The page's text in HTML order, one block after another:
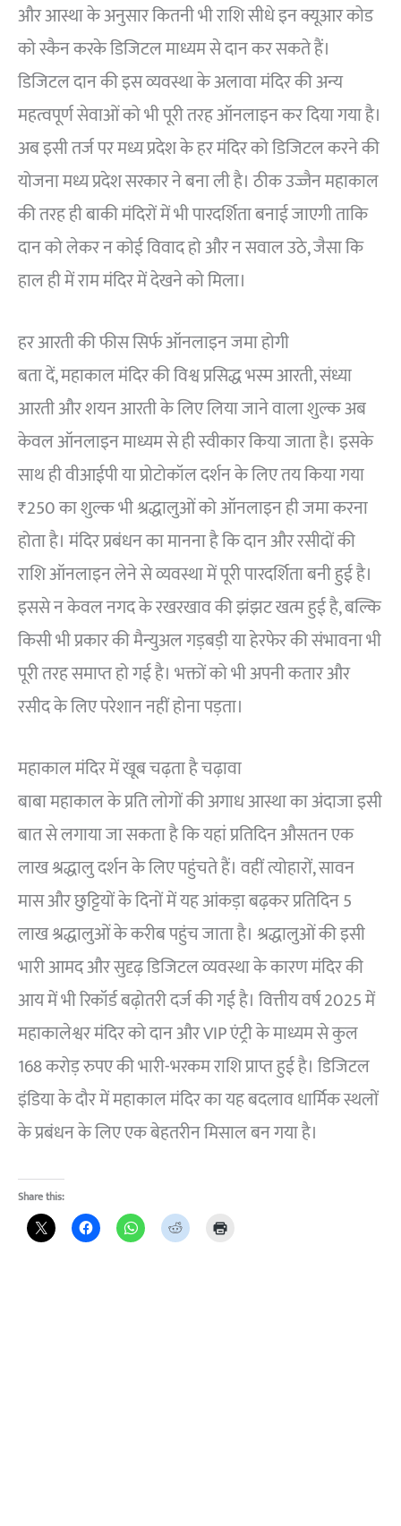
और आस्था के अनुसार कितनी भी राशि सीधे इन क्यूआर कोड
को स्कैन करके डिजिटल माध्यम से दान कर सकते हैं।
डिजिटल दान की इस व्यवस्था के अलावा मंदिर की अन्य
महत्वपूर्ण सेवाओं को भी पूरी तरह ऑनलाइन कर दिया गया है।
अब इसी तर्ज पर मध्य प्रदेश के हर मंदिर को डिजिटल करने की
योजना मध्य प्रदेश सरकार ने बना ली है। ठीक उज्जैन महाकाल
की तरह ही बाकी मंदिरों में भी पारदर्शिता बनाई जाएगी ताकि
दान को लेकर न कोई विवाद हो और न सवाल उठे, जैसा कि
हाल ही में राम मंदिर में देखने को मिला।
हर आरती की फीस सिर्फ ऑनलाइन जमा होगी
बता दें, महाकाल मंदिर की विश्व प्रसिद्ध भस्म आरती, संध्या
आरती और शयन आरती के लिए लिया जाने वाला शुल्क अब
केवल ऑनलाइन माध्यम से ही स्वीकार किया जाता है। इसके
साथ ही वीआईपी या प्रोटोकॉल दर्शन के लिए तय किया गया
₹250 का शुल्क भी श्रद्धालुओं को ऑनलाइन ही जमा करना
होता है। मंदिर प्रबंधन का मानना है कि दान और रसीदों की
राशि ऑनलाइन लेने से व्यवस्था में पूरी पारदर्शिता बनी हुई है।
इससे न केवल नगद के रखरखाव की झंझट खत्म हुई है, बल्कि
किसी भी प्रकार की मैन्युअल गड़बड़ी या हेरफेर की संभावना भी
पूरी तरह समाप्त हो गई है। भक्तों को भी अपनी कतार और
रसीद के लिए परेशान नहीं होना पड़ता।
महाकाल मंदिर में खूब चढ़ता है चढ़ावा
बाबा महाकाल के प्रति लोगों की अगाध आस्था का अंदाजा इसी
बात से लगाया जा सकता है कि यहां प्रतिदिन औसतन एक
लाख श्रद्धालु दर्शन के लिए पहुंचते हैं। वहीं त्योहारों, सावन
मास और छुट्टियों के दिनों में यह आंकड़ा बढ़कर प्रतिदिन 5
लाख श्रद्धालुओं के करीब पहुंच जाता है। श्रद्धालुओं की इसी
भारी आमद और सुदृढ़ डिजिटल व्यवस्था के कारण मंदिर की
आय में भी रिकॉर्ड बढ़ोतरी दर्ज की गई है। वित्तीय वर्ष 2025 में
महाकालेश्वर मंदिर को दान और VIP एंट्री के माध्यम से कुल
168 करोड़ रुपए की भारी-भरकम राशि प्राप्त हुई है। डिजिटल
इंडिया के दौर में महाकाल मंदिर का यह बदलाव धार्मिक स्थलों
के प्रबंधन के लिए एक बेहतरीन मिसाल बन गया है।
Share this: